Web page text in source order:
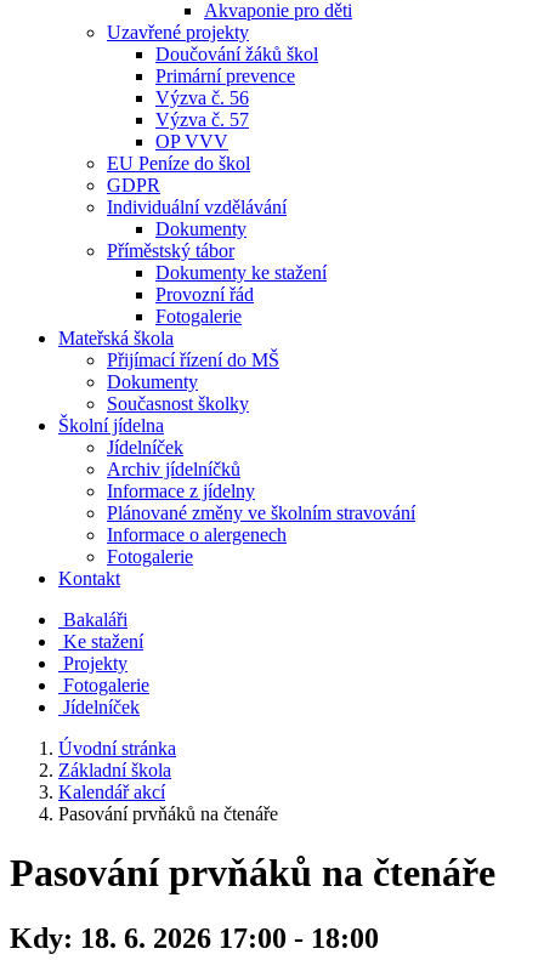
Akvaponie pro děti
Uzavřené projekty
Doučování žáků škol
Primární prevence
Výzva č. 56
Výzva č. 57
OP VVV
EU Peníze do škol
GDPR
Individuální vzdělávání
Dokumenty
Příměstský tábor
Dokumenty ke stažení
Provozní řád
Fotogalerie
Mateřská škola
Přijímací řízení do MŠ
Dokumenty
Současnost školky
Školní jídelna
Jídelníček
Archiv jídelníčků
Informace z jídelny
Plánované změny ve školním stravování
Informace o alergenech
Fotogalerie
Kontakt
Bakaláři
Ke stažení
Projekty
Fotogalerie
Jídelníček
Úvodní stránka
Základní škola
Kalendář akcí
Pasování prvňáků na čtenáře
Pasování prvňáků na čtenáře
Kdy: 18. 6. 2026 17:00 - 18:00